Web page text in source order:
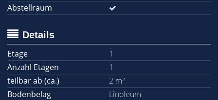
Abstellraum
Details
Etage
1
Anzahl Etagen
1
teilbar ab (ca.)
2 m²
Bodenbelag
Linoleum